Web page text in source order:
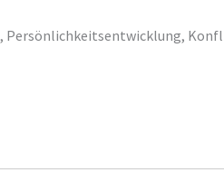
Persönlichkeitsentwicklung,